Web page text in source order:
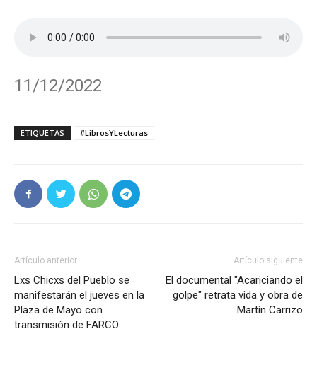
11/12/2022
ETIQUETAS #LibrosYLecturas
Artículo anterior
Lxs Chicxs del Pueblo se
manifestarán el jueves en la
Plaza de Mayo con
transmisión de FARCO
Artículo siguiente
El documental "Acariciando el
golpe" retrata vida y obra de
Martín Carrizo